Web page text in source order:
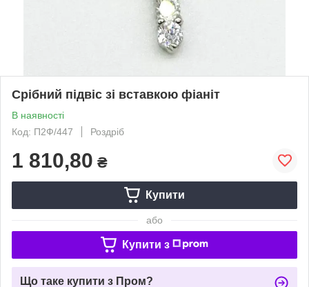
Срібний підвіс зі вставкою фіаніт
В наявності
Код: П2Ф/447
Роздріб
1 810,80 ₴
Купити
або
Купити з
Що таке купити з Пром?